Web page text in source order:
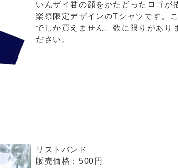
いんザイ君の顔をかたどったロゴが
楽祭限定デザインのTシャツです。
でしか買えません。数に限りがあり
ださい。
リストバンド
販売価格：500円